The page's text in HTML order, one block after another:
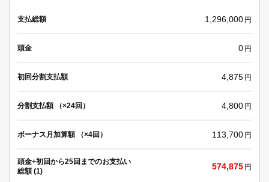
支払総額 1,296,000 円
頭金 0 円
初回分割支払額 4,875 円
分割支払額 （×24回） 4,800 円
ボーナス月加算額 （×4回） 113,700 円
頭金+初回から25回までのお支払い
総額 (1)
574,875 円